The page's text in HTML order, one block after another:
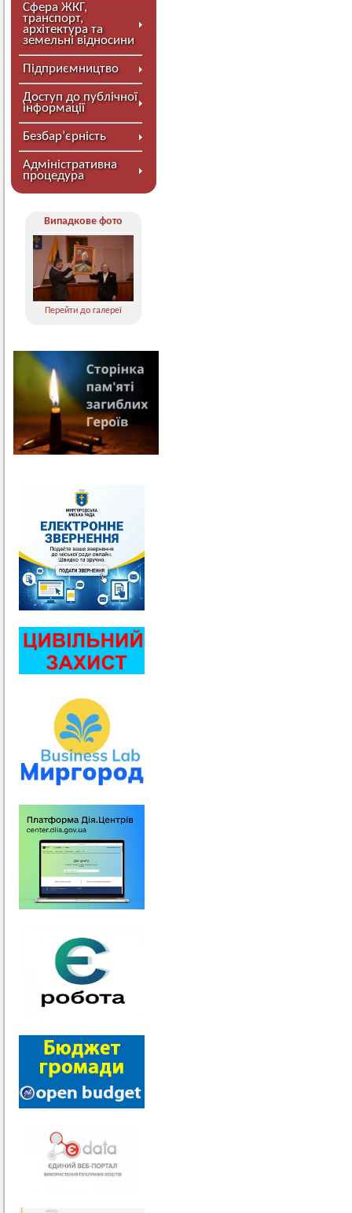
Сфера ЖКГ,
транспорт,
архітектура та
земельні відносини
Підприємництво
Доступ до публічної
інформації
Безбар’єрність
Адміністративна
процедура
Випадкове фото
Перейти до галереї